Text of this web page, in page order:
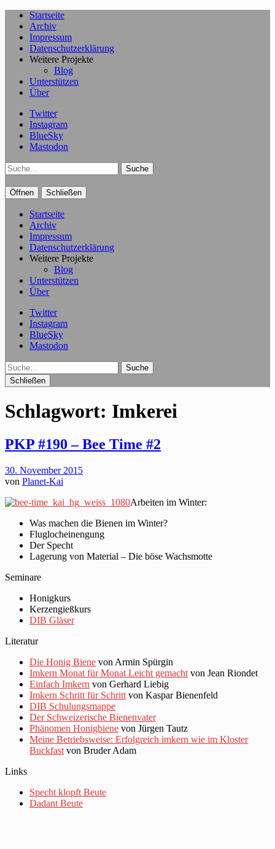
Startseite
Archiv
Impressum
Datenschutzerklärung
Weitere Projekte
Blog
Unterstützen
Über
Twitter
Instagram
BlueSky
Mastodon
Suche
Öffnen Schließen
Startseite
Archiv
Impressum
Datenschutzerklärung
Weitere Projekte
Blog
Unterstützen
Über
Twitter
Instagram
BlueSky
Mastodon
Suche
Schließen
Schlagwort: Imkerei
PKP #190 – Bee Time #2
30. November 2015
von Planet-Kai
Arbeiten im Winter:
Was machen die Bienen im Winter?
Fluglocheinengung
Der Specht
Lagerung von Material – Die böse Wachsmotte
Seminare
Honigkurs
Kerzengießkurs
DIB Gläser
Literatur
Die Honig Biene von Armin Spürgin
Imkern Monat für Monat Leicht gemacht von Jean Riondet
Einfach Imkern von Gerhard Liebig
Imkern Schritt für Schritt von Kaspar Bienenfeld
DIB Schulungsmappe
Der Schweizerische Bienenvater
Phänomen Honigbiene von Jürgen Tautz
Meine Betriebsweise: Erfolgreich imkern wie im Kloster
Buckfast von Bruder Adam
Links
Specht klopft Beute
Dadant Beute